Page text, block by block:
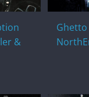
&
Ghetto